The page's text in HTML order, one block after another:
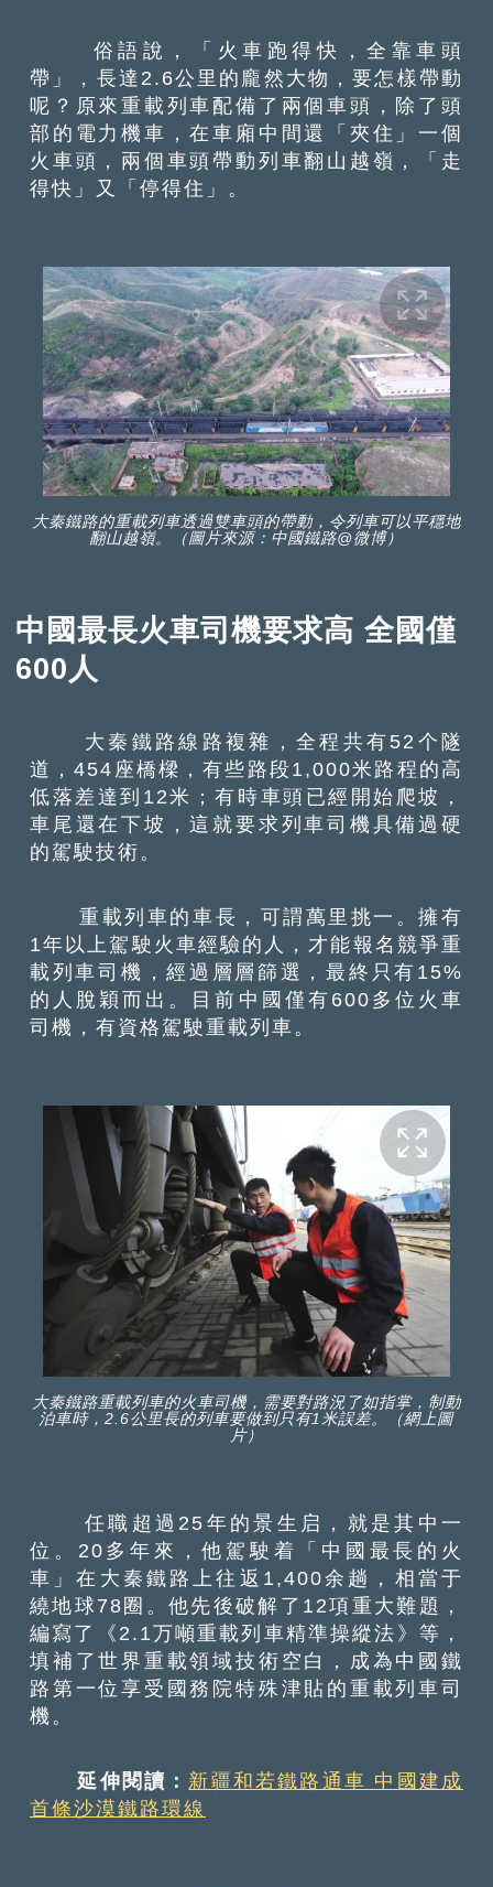
俗語說，「火車跑得快，全靠車頭
帶」，長達2.6公里的龐然大物，要怎樣帶動
呢？原來重載列車配備了兩個車頭，除了頭
部的電力機車，在車廂中間還「夾住」一個
火車頭，兩個車頭帶動列車翻山越嶺，「走
得快」又「停得住」。
大秦鐵路的重載列車透過雙車頭的帶動，令列車可以平穩地
翻山越嶺。（圖片來源：中國鐵路@微博）
中國最長火車司機要求高 全國僅
600人
大秦鐵路線路複雜，全程共有52个隧
道，454座橋樑，有些路段1,000米路程的高
低落差達到12米；有時車頭已經開始爬坡，
車尾還在下坡，這就要求列車司機具備過硬
的駕駛技術。
重載列車的車長，可謂萬里挑一。擁有
1年以上駕駛火車經驗的人，才能報名競爭重
載列車司機，經過層層篩選，最終只有15%
的人脫穎而出。目前中國僅有600多位火車
司機，有資格駕駛重載列車。
大秦鐵路重載列車的火車司機，需要對路況了如指掌，制動
泊車時，2.6公里長的列車要做到只有1米誤差。（網上圖
片）
任職超過25年的景生启，就是其中一
位。20多年來，他駕駛着「中國最長的火
車」在大秦鐵路上往返1,400余趟，相當于
繞地球78圈。他先後破解了12項重大難題，
編寫了《2.1万噸重載列車精準操縱法》等，
填補了世界重載領域技術空白，成為中國鐵
路第一位享受國務院特殊津貼的重載列車司
機。
延伸閱讀： 新疆和若鐵路通車 中國建成
首條沙漠鐵路環線